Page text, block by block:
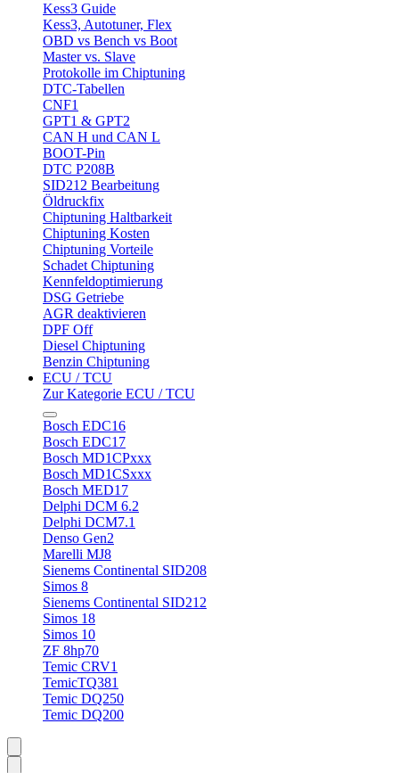
Kess3 Guide
Kess3, Autotuner, Flex
OBD vs Bench vs Boot
Master vs. Slave
Protokolle im Chiptuning
DTC-Tabellen
CNF1
GPT1 & GPT2
CAN H und CAN L
BOOT-Pin
DTC P208B
SID212 Bearbeitung
Öldruckfix
Chiptuning Haltbarkeit
Chiptuning Kosten
Chiptuning Vorteile
Schadet Chiptuning
Kennfeldoptimierung
DSG Getriebe
AGR deaktivieren
DPF Off
Diesel Chiptuning
Benzin Chiptuning
ECU / TCU
Zur Kategorie ECU / TCU
Bosch EDC16
Bosch EDC17
Bosch MD1CPxxx
Bosch MD1CSxxx
Bosch MED17
Delphi DCM 6.2
Delphi DCM7.1
Denso Gen2
Marelli MJ8
Sienems Continental SID208
Simos 8
Sienems Continental SID212
Simos 18
Simos 10
ZF 8hp70
Temic CRV1
TemicTQ381
Temic DQ250
Temic DQ200